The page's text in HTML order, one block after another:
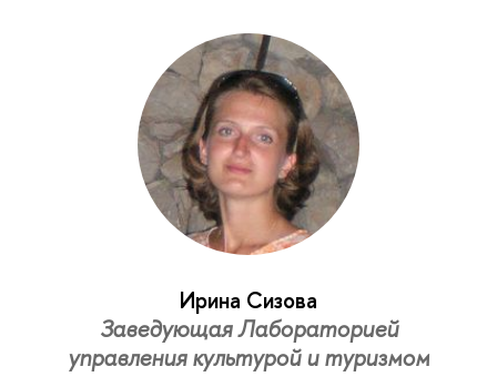
Ирина Сизова
Заведующая Лабораторией
управления культурой и туризмом